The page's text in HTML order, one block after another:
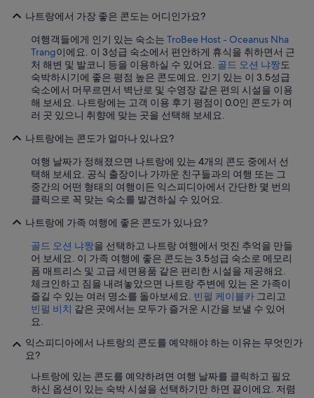
나트랑에서 가장 좋은 콘도는 어디인가요?
여행객들에게 인기 있는 숙소는 TroBee Host - Oceanus Nha
Trang이에요. 이 3성급 숙소에서 편안하게 휴식을 취하면서 근
처 해변 및 발코니 등을 이용하실 수 있어요. 골드 오션 냐짱도
숙박하시기에 좋은 평점 높은 콘도예요. 인기 있는 이 3.5성급
숙소에서 머무르면서 벽난로 및 수영장 같은 편의 시설을 이용
해 보세요. 나트랑에는 고객 이용 후기 평점이 0.0인 콘도가 여
러 곳 있으니 취향에 맞는 곳을 선택해 보세요.
나트랑에는 콘도가 얼마나 있나요?
여행 날짜가 정해졌으면 나트랑에 있는 4개의 콘도 중에서 선
택해 보세요. 공식 출장이나 가까운 친구들과의 여행 또는 그
중간의 어떤 형태의 여행이든 익스피디아에서 간단한 몇 번의
클릭으로 꼭 맞는 숙소를 발견하실 수 있어요.
나트랑에 가족 여행에 좋은 콘도가 있나요?
골드 오션 냐짱을 선택하고 나트랑 여행에서 멋진 추억을 만들
어 보세요. 이 가족 여행에 좋은 콘도는 3.5성급 숙소로 메모리
폼 매트리스 및 고급 세면용품 같은 편리한 시설을 제공해요.
체크인하고 짐을 내려놓았으면 나트랑 주변에 있는 온 가족이
즐길 수 있는 여러 명소를 돌아보세요. 빈펄 케이블카 그리고
빈펄 비치 같은 곳에서는 모두가 즐거운 시간을 보낼 수 있어
요.
익스피디아에서 나트랑의 콘도를 예약해야 하는 이유는 무엇인가
요?
나트랑에 있는 콘도를 예약하려면 여행 날짜를 클릭하고 필요
하신 옵션이 있는 숙박 시설을 선택하기만 하면 끝이에요. 저렴